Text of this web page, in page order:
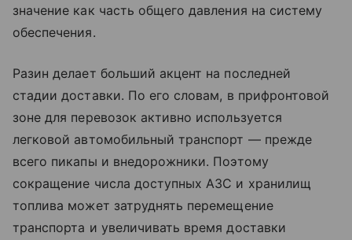
значение как часть общего давления на систему
обеспечения.
Разин делает больший акцент на последней
стадии доставки. По его словам, в прифронтовой
зоне для перевозок активно используется
легковой автомобильный транспорт — прежде
всего пикапы и внедорожники. Поэтому
сокращение числа доступных АЗС и хранилищ
топлива может затруднять перемещение
транспорта и увеличивать время доставки